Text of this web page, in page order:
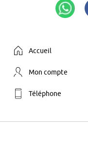
Accueil
Mon compte
Téléphone